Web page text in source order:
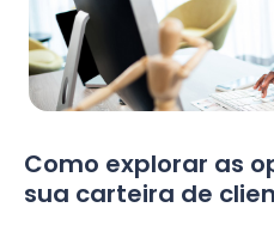
Como explorar as
sua carteira de